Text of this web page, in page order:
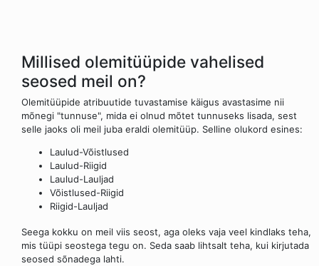
Millised olemitüüpide vahelised
seosed meil on?
Olemitüüpide atribuutide tuvastamise käigus avastasime nii
mõnegi "tunnuse", mida ei olnud mõtet tunnuseks lisada, sest
selle jaoks oli meil juba eraldi olemitüüp. Selline olukord esines:
Laulud-Võistlused
Laulud-Riigid
Laulud-Lauljad
Võistlused-Riigid
Riigid-Lauljad
Seega kokku on meil viis seost, aga oleks vaja veel kindlaks teha,
mis tüüpi seostega tegu on. Seda saab lihtsalt teha, kui kirjutada
seosed sõnadega lahti.